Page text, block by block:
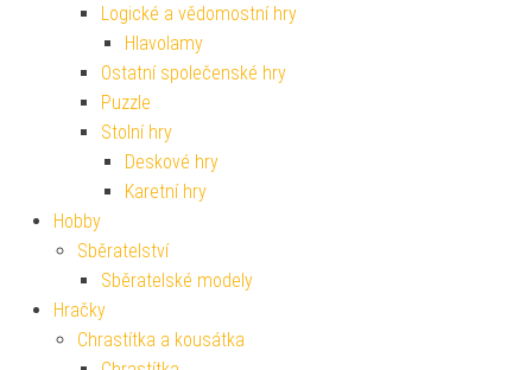
Logické a vědomostní hry
Hlavolamy
Ostatní společenské hry
Puzzle
Stolní hry
Deskové hry
Karetní hry
Hobby
Sběratelství
Sběratelské modely
Hračky
Chrastítka a kousátka